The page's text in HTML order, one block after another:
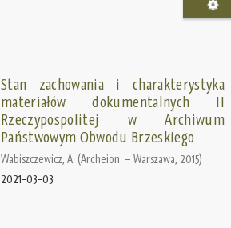
Stan zachowania i charakterystyka
materiałów dokumentalnych II
Rzeczypospolitej w Archiwum
Państwowym Obwodu Brzeskiego
Wabiszczewicz, А. (Archeion. – Warszawa, 2015)
2021-03-03